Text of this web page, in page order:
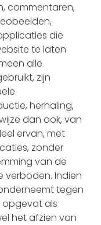
commentaren,
die
te laten
alle
zijn
herhaling,
dan ook, van
ervan, met
zonder
van de
verboden. Indien
tegen
opgevat als
het afzien van